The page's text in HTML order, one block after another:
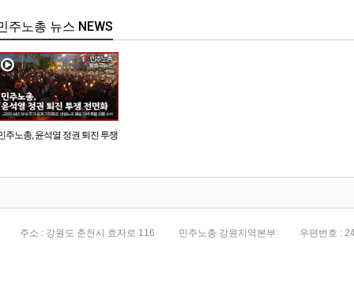
주노총 뉴스 NEWS
주노총, 윤석열 정권 퇴진 투쟁
주소 : 강원도 춘천시 효자로 116 민주노총 강원지역본부 우편번호 :